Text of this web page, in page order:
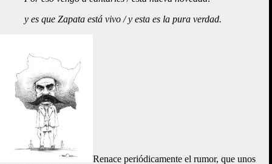
y es que Zapata está vivo /y esta es la pura verdad.
Renace periódicamente el rumor, que unos